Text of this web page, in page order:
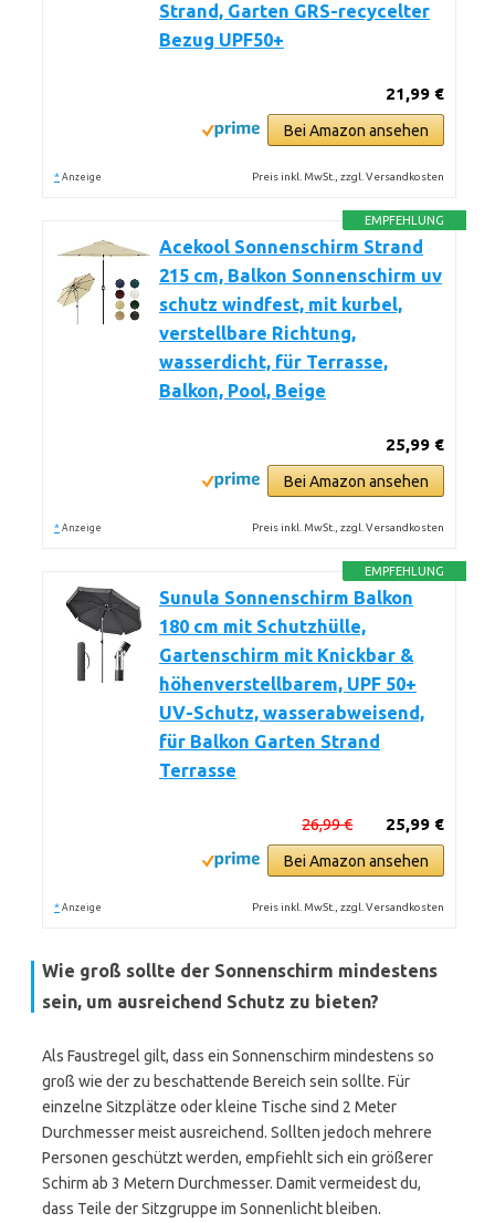
Strand, Garten GRS-recycelter
Bezug UPF50+
21,99 €
Bei Amazon ansehen
* Anzeige Preis inkl. MwSt., zzgl. Versandkosten
EMPFEHLUNG
Acekool Sonnenschirm Strand
215 cm, Balkon Sonnenschirm uv
schutz windfest, mit kurbel,
verstellbare Richtung,
wasserdicht, für Terrasse,
Balkon, Pool, Beige
25,99 €
Bei Amazon ansehen
* Anzeige Preis inkl. MwSt., zzgl. Versandkosten
EMPFEHLUNG
Sunula Sonnenschirm Balkon
180 cm mit Schutzhülle,
Gartenschirm mit Knickbar &
höhenverstellbarem, UPF 50+
UV-Schutz, wasserabweisend,
für Balkon Garten Strand
Terrasse
25,99 €
26,99 €
Bei Amazon ansehen
* Anzeige Preis inkl. MwSt., zzgl. Versandkosten
Wie groß sollte der Sonnenschirm mindestens
sein, um ausreichend Schutz zu bieten?
Als Faustregel gilt, dass ein Sonnenschirm mindestens so
groß wie der zu beschattende Bereich sein sollte. Für
einzelne Sitzplätze oder kleine Tische sind 2 Meter
Durchmesser meist ausreichend. Sollten jedoch mehrere
Personen geschützt werden, empfiehlt sich ein größerer
Schirm ab 3 Metern Durchmesser. Damit vermeidest du,
dass Teile der Sitzgruppe im Sonnenlicht bleiben.